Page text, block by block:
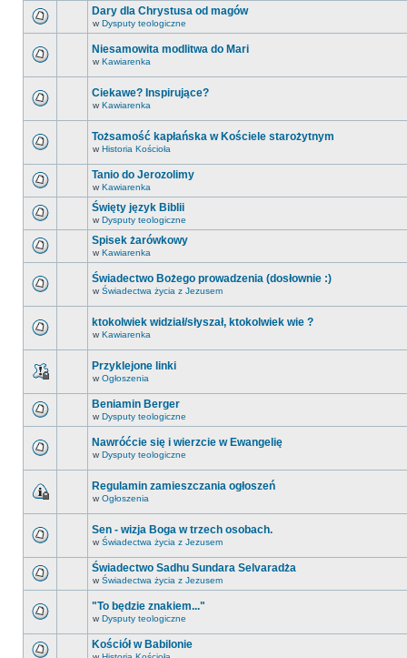
Dary dla Chrystusa od magów
w Dysputy teologiczne
Niesamowita modlitwa do Mari
w Kawiarenka
Ciekawe? Inspirujące?
w Kawiarenka
Tożsamość kapłańska w Kościele starożytnym
w Historia Kościoła
Tanio do Jerozolimy
w Kawiarenka
Święty język Biblii
w Dysputy teologiczne
Spisek żarówkowy
w Kawiarenka
Świadectwo Bożego prowadzenia (dosłownie :)
w Świadectwa życia z Jezusem
ktokolwiek widział/słyszał, ktokolwiek wie ?
w Kawiarenka
Przyklejone linki
w Ogłoszenia
Beniamin Berger
w Dysputy teologiczne
Nawróćcie się i wierzcie w Ewangelię
w Dysputy teologiczne
Regulamin zamieszczania ogłoszeń
w Ogłoszenia
Sen - wizja Boga w trzech osobach.
w Świadectwa życia z Jezusem
Świadectwo Sadhu Sundara Selvaradża
w Świadectwa życia z Jezusem
"To będzie znakiem..."
w Dysputy teologiczne
Kościół w Babilonie